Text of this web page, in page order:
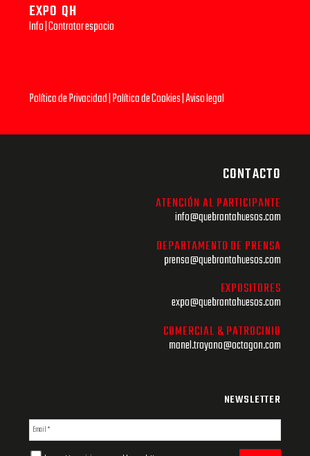
EXPO QH
Info|Contratar espacio
Política de Privacidad|Política de Cookies|Aviso legal
CONTACTO
ATENCIÓN AL PARTICIPANTE
info@quebrantahuesos.com
DEPARTAMENTO DE PRENSA
prensa@quebrantahuesos.com
EXPOSITORES
expo@quebrantahuesos.com
COMERCIAL & PATROCINIO
manel.troyano@octagon.com
NEWSLETTER